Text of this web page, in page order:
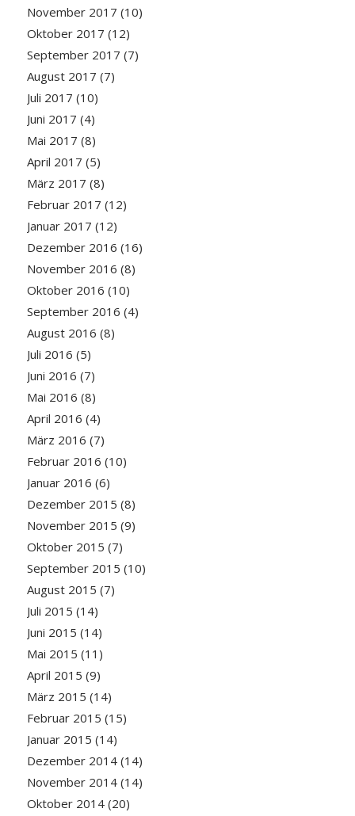
November 2017 (10)
Oktober 2017 (12)
September 2017 (7)
August 2017 (7)
Juli 2017 (10)
Juni 2017 (4)
Mai 2017 (8)
April 2017 (5)
März 2017 (8)
Februar 2017 (12)
Januar 2017 (12)
Dezember 2016 (16)
November 2016 (8)
Oktober 2016 (10)
September 2016 (4)
August 2016 (8)
Juli 2016 (5)
Juni 2016 (7)
Mai 2016 (8)
April 2016 (4)
März 2016 (7)
Februar 2016 (10)
Januar 2016 (6)
Dezember 2015 (8)
November 2015 (9)
Oktober 2015 (7)
September 2015 (10)
August 2015 (7)
Juli 2015 (14)
Juni 2015 (14)
Mai 2015 (11)
April 2015 (9)
März 2015 (14)
Februar 2015 (15)
Januar 2015 (14)
Dezember 2014(14)
November 2014(14)
Oktober 2014(20)